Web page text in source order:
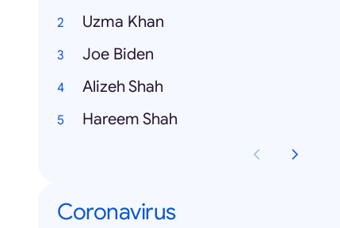
Uzma Khan
Joe Biden
Alizeh Shah
Hareem Shah
Coronavirus